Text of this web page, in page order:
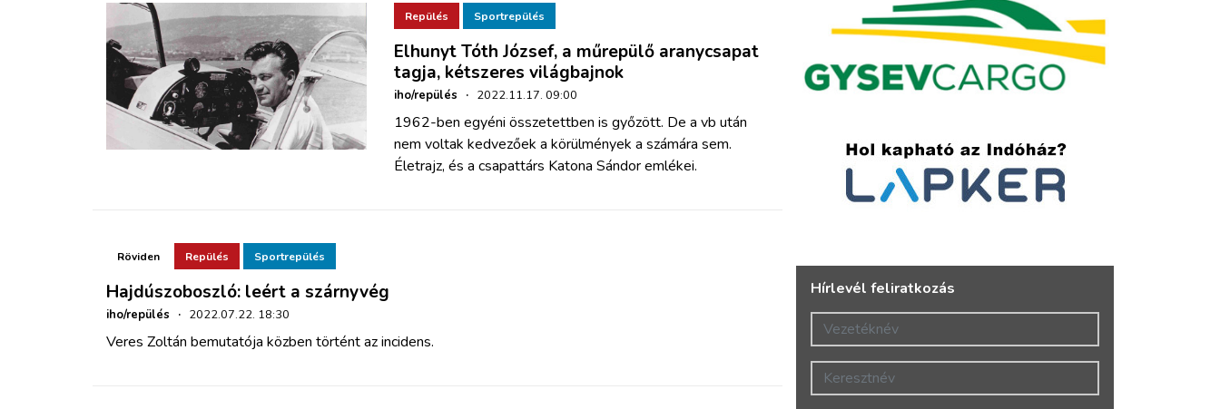
Repülés Sportrepülés
Elhunyt Tóth József, a műrepülő aranycsapat
tagja, kétszeres világbajnok
iho/repülés · 2022.11.17. 09:00
1962-ben egyéni összetettben is győzött. De a vb után
nem voltak kedvezőek a körülmények a számára sem.
Életrajz, és a csapattárs Katona Sándor emlékei.
Röviden Repülés Sportrepülés
Hajdúszoboszló: leért a szárnyvég
iho/repülés · 2022.07.22. 18:30
Veres Zoltán bemutatója közben történt az incidens.
Hírlevél feliratkozás
Vezetéknév
Keresztnév